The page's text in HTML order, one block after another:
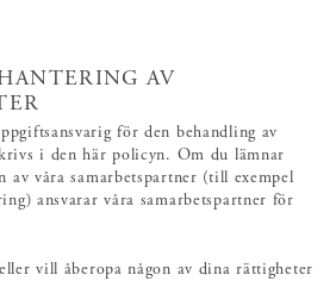
AV
för den behandling av
i den här policyn. Om du lämnar
av våra samarbetspartner (till exempel
ansvarar våra samarbetspartner för
vill åberopa någon av dina rättigheter